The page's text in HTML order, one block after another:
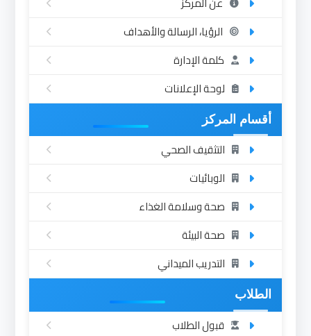
الرؤيا، الرسالة والأهداف
كلمة الإدارة
لوحة الإعلانات
أقسام المركز
التثقيف الصحي
الوبائيات
صحة وسلامة الغذاء
صحة البيئة
التدريب الميداني
الطلاب
قبول الطلاب